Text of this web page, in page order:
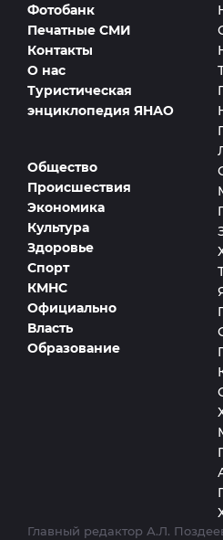
Общество
Происшествия
Экономика
Культура
Здоровье
Спорт
КМНС
Официально
Власть
Образование
Фотобанк
Печатные СМИ
Контакты
О нас
Туристическая
энциклопедия ЯНАО
Главный редактор А.Л.